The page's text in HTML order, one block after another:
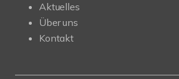
Aktuelles
Über uns
Kontakt